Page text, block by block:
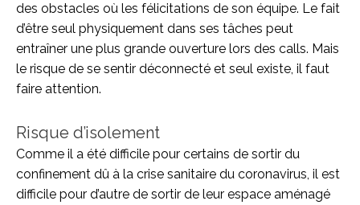
des obstacles où les félicitations de son équipe. Le fait
d’être seul physiquement dans ses tâches peut
entraîner une plus grande ouverture lors des calls. Mais
le risque de se sentir déconnecté et seul existe, il faut
faire attention.
Risque d’isolement
Comme il a été difficile pour certains de sortir du
confinement dû à la crise sanitaire du coronavirus, il est
difficile pour d’autre de sortir de leur espace aménagé